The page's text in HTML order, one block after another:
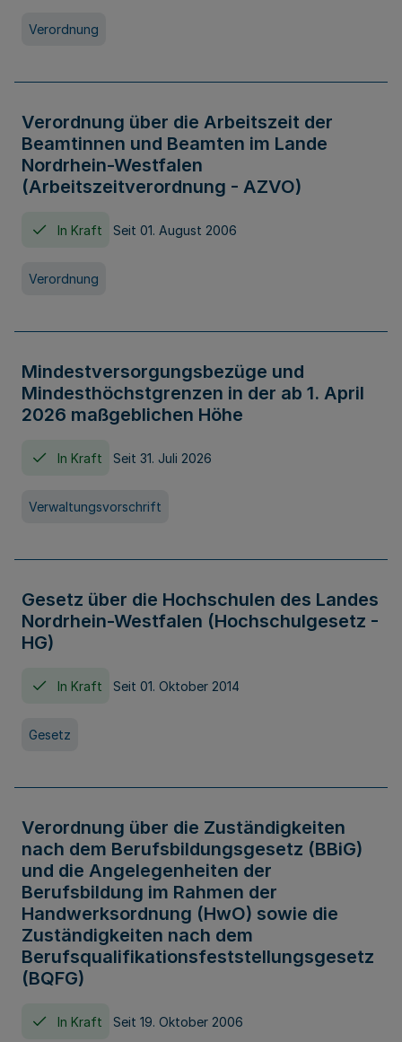
Verordnung
Verordnung über die Arbeitszeit der
Beamtinnen und Beamten im Lande
Nordrhein-Westfalen
(Arbeitszeitverordnung - AZVO)
In Kraft Seit 01. August 2006
Verordnung
Mindestversorgungsbezüge und
Mindesthöchstgrenzen in der ab 1. April
2026 maßgeblichen Höhe
In Kraft Seit 31. Juli 2026
Verwaltungsvorschrift
Gesetz über die Hochschulen des Landes
Nordrhein-Westfalen (Hochschulgesetz -
HG)
In Kraft Seit 01. Oktober 2014
Gesetz
Verordnung über die Zuständigkeiten
nach dem Berufsbildungsgesetz (BBiG)
und die Angelegenheiten der
Berufsbildung im Rahmen der
Handwerksordnung (HwO) sowie die
Zuständigkeiten nach dem
Berufsqualifikationsfeststellungsgesetz
(BQFG)
In Kraft Seit 19. Oktober 2006